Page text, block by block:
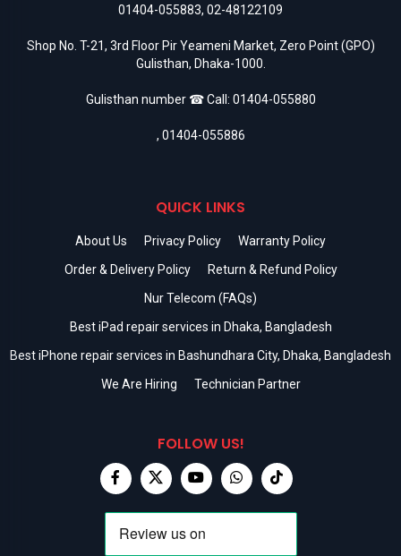
01404-055883, 02-48122109
Shop No. T-21, 3rd Floor Pir Yeameni Market, Zero Point (GPO)
Gulisthan, Dhaka-1000.
Gulisthan number ☎ Call: 01404-055880
, 01404-055886
QUICK LINKS
About Us Privacy Policy
Warranty Policy
Order & Delivery Policy
Return & Refund Policy
Nur Telecom (FAQs)
Best iPad repair services in Dhaka, Bangladesh
Best iPhone repair services in Bashundhara City, Dhaka, Bangladesh
We Are Hiring
Technician Partner
FOLLOW US!